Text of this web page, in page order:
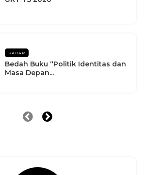
KABAR
Bedah Buku “Politik Identitas dan
Masa Depan...